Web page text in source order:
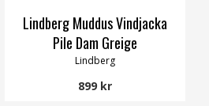
Lindberg Muddus Vindjacka
Pile Dam Greige
Lindberg
899 kr